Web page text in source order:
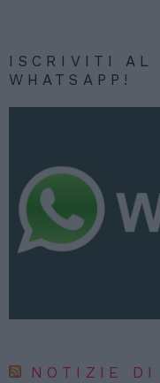
ISCRIVITI AL
WHATSAPP!
NOTIZIE DI